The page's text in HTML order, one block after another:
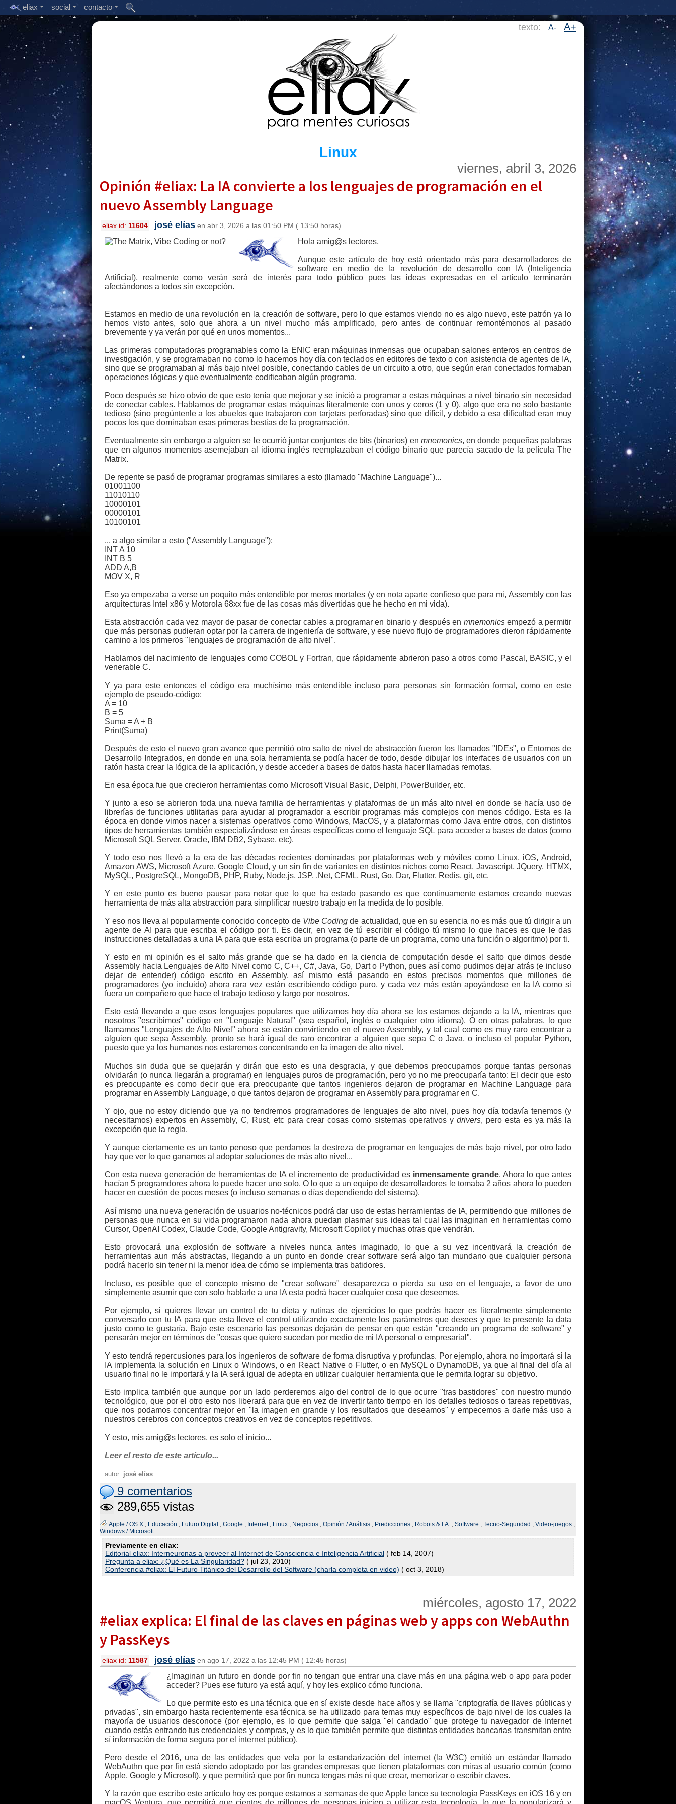
eliax social contacto
texto: A- A+
Linux
viernes, abril 3, 2026
Opinión #eliax: La IA convierte a los lenguajes de programación en el
nuevo Assembly Language
eliax id: 11604 josé elías en abr 3, 2026 a las 01:50 PM ( 13:50 horas)
Hola amig@s lectores,
Aunque este artículo de hoy está orientado más para desarrolladores de
software en medio de la revolución de desarrollo con IA (Inteligencia
Artificial), realmente como verán será de interés para todo público pues las ideas expresadas en el artículo terminarán
afectándonos a todos sin excepción.
Estamos en medio de una revolución en la creación de software, pero lo que estamos viendo no es algo nuevo, este patrón ya lo
hemos visto antes, solo que ahora a un nivel mucho más amplificado, pero antes de continuar remontémonos al pasado
brevemente y ya verán por qué en unos momentos...
Las primeras computadoras programables como la ENIC eran máquinas inmensas que ocupaban salones enteros en centros de
investigación, y se programaban no como lo hacemos hoy día con teclados en editores de texto o con asistencia de agentes de IA,
sino que se programaban al más bajo nivel posible, conectando cables de un circuito a otro, que según eran conectados formaban
operaciones lógicas y que eventualmente codificaban algún programa.
Poco después se hizo obvio de que esto tenía que mejorar y se inició a programar a estas máquinas a nivel binario sin necesidad
de conectar cables. Hablamos de programar estas máquinas literalmente con unos y ceros (1 y 0), algo que era no solo bastante
tedioso (sino pregúntenle a los abuelos que trabajaron con tarjetas perforadas) sino que difícil, y debido a esa dificultad eran muy
pocos los que dominaban esas primeras bestias de la programación.
Eventualmente sin embargo a alguien se le ocurrió juntar conjuntos de bits (binarios) en mnemonics, en donde pequeñas palabras
que en algunos momentos asemejaban al idioma inglés reemplazaban el código binario que parecía sacado de la película The
Matrix.
De repente se pasó de programar programas similares a esto (llamado "Machine Language")...
01001100
11010110
10000101
00000101
10100101
... a algo similar a esto ("Assembly Language"):
INT A 10
INT B 5
ADD A,B
MOV X, R
Eso ya empezaba a verse un poquito más entendible por meros mortales (y en nota aparte confieso que para mi, Assembly con las
arquitecturas Intel x86 y Motorola 68xx fue de las cosas más divertidas que he hecho en mi vida).
Esta abstracción cada vez mayor de pasar de conectar cables a programar en binario y después en mnemonicsempezó a permitir
que más personas pudieran optar por la carrera de ingeniería de software, y ese nuevo flujo de programadores dieron rápidamente
camino a los primeros "lenguajes de programación de alto nivel".
Hablamos del nacimiento de lenguajes como COBOL y Fortran, que rápidamente abrieron paso a otros como Pascal, BASIC, y el
venerable C.
Y ya para este entonces el código era muchísimo más entendible incluso para personas sin formación formal, como en este
ejemplo de pseudo-código:
A = 10
B = 5
Suma = A + B
Print(Suma)
Después de esto el nuevo gran avance que permitió otro salto de nivel de abstracción fueron los llamados "IDEs", o Entornos de
Desarrollo Integrados, en donde en una sola herramienta se podía hacer de todo, desde dibujar los interfaces de usuarios con un
ratón hasta crear la lógica de la aplicación, y desde acceder a bases de datos hasta hacer llamadas remotas.
En esa época fue que crecieron herramientas como Microsoft Visual Basic, Delphi, PowerBuilder, etc.
Y junto a eso se abrieron toda una nueva familia de herramientas y plataformas de un más alto nivel en donde se hacía uso de
librerías de funciones utilitarias para ayudar al programador a escribir programas más complejos con menos código. Esta es la
época en donde vimos nacer a sistemas operativos como Windows, MacOS, y a plataformas como Java entre otros, con distintos
tipos de herramientas también especializándose en áreas específicas como el lenguaje SQL para acceder a bases de datos (como
Microsoft SQL Server, Oracle, IBM DB2, Sybase, etc).
Y todo eso nos llevó a la era de las décadas recientes dominadas por plataformas web y móviles como Linux, iOS, Android,
Amazon AWS, Microsoft Azure, Google Cloud, y un sin fin de variantes en distintos nichos como React, Javascript, JQuery, HTMX,
MySQL, PostgreSQL, MongoDB, PHP, Ruby, Node.js, JSP, .Net, CFML, Rust, Go, Dar, Flutter, Redis, git, etc.
Y en este punto es bueno pausar para notar que lo que ha estado pasando es que continuamente estamos creando nuevas
herramienta de más alta abstracción para simplificar nuestro trabajo en la medida de lo posible.
Y eso nos lleva al popularmente conocido concepto de Vibe Coding de actualidad, que en su esencia no es más que tú dirigir a un
agente de AI para que escriba el código por ti. Es decir, en vez de tú escribir el código tú mismo lo que haces es que le das
instrucciones detalladas a una IA para que esta escriba un programa (o parte de un programa, como una función o algoritmo) por ti.
Y esto en mi opinión es el salto más grande que se ha dado en la ciencia de computación desde el salto que dimos desde
Assembly hacia Lenguajes de Alto Nivel como C, C++, C#, Java, Go, Dart o Python, pues así como pudimos dejar atrás (e incluso
dejar de entender) código escrito en Assembly, así mismo está pasando en estos precisos momentos que millones de
programadores (yo incluido) ahora rara vez están escribiendo código puro, y cada vez más están apoyándose en la IA como si
fuera un compañero que hace el trabajo tedioso y largo por nosotros.
Esto está llevando a que esos lenguajes populares que utilizamos hoy día ahora se los estamos dejando a la IA, mientras que
nosotros "escribimos" código en "Lenguaje Natural" (sea español, inglés o cualquier otro idioma). O en otras palabras, lo que
llamamos "Lenguajes de Alto Nivel" ahora se están convirtiendo en el nuevo Assembly, y tal cual como es muy raro encontrar a
alguien que sepa Assembly, pronto se hará igual de raro encontrar a alguien que sepa C o Java, o incluso el popular Python,
puesto que ya los humanos nos estaremos concentrando en la imagen de alto nivel.
Muchos sin duda que se quejarán y dirán que esto es una desgracia, y que debemos preocuparnos porque tantas personas
olvidarán (o nunca llegarán a programar) en lenguajes puros de programación, pero yo no me preocuparía tanto: El decir que esto
es preocupante es como decir que era preocupante que tantos ingenieros dejaron de programar en Machine Language para
programar en Assembly Language, o que tantos dejaron de programar en Assembly para programar en C.
Y ojo, que no estoy diciendo que ya no tendremos programadores de lenguajes de alto nivel, pues hoy día todavía tenemos (y
necesitamos) expertos en Assembly, C, Rust, etc para crear cosas como sistemas operativos ydrivers, pero esta es ya más la
excepción que la regla.
Y aunque ciertamente es un tanto penoso que perdamos la destreza de programar en lenguajes de más bajo nivel, por otro lado
hay que ver lo que ganamos al adoptar soluciones de más alto nivel...
Con esta nueva generación de herramientas de IA el incremento de productividad es inmensamente grande. Ahora lo que antes
hacían 5 programdores ahora lo puede hacer uno solo. O lo que a un equipo de desarrolladores le tomaba 2 años ahora lo pueden
hacer en cuestión de pocos meses (o incluso semanas o días dependiendo del sistema).
Así mismo una nueva generación de usuarios no-técnicos podrá dar uso de estas herramientas de IA, permitiendo que millones de
personas que nunca en su vida programaron nada ahora puedan plasmar sus ideas tal cual las imaginan en herramientas como
Cursor, OpenAI Codex, Claude Code, Google Antigravity, Microsoft Copilot y muchas otras que vendrán.
Esto provocará una explosión de software a niveles nunca antes imaginado, lo que a su vez incentivará la creación de
herramientas aun más abstractas, llegando a un punto en donde crear software será algo tan mundano que cualquier persona
podrá hacerlo sin tener ni la menor idea de cómo se implementa tras batidores.
Incluso, es posible que el concepto mismo de "crear software" desaparezca o pierda su uso en el lenguaje, a favor de uno
simplemente asumir que con solo hablarle a una IA esta podrá hacer cualquier cosa que deseemos.
Por ejemplo, si quieres llevar un control de tu dieta y rutinas de ejercicios lo que podrás hacer es literalmente simplemente
conversarlo con tu IA para que esta lleve el control utilizando exactamente los parámetros que desees y que te presente la data
justo como te gustaría. Bajo este escenario las personas dejarán de pensar en que están "creando un programa de software" y
pensarán mejor en términos de "cosas que quiero sucedan por medio de mi IA personal o empresarial".
Y esto tendrá repercusiones para los ingenieros de software de forma disruptiva y profundas. Por ejemplo, ahora no importará si la
IA implementa la solución en Linux o Windows, o en React Native o Flutter, o en MySQL o DynamoDB, ya que al final del día al
usuario final no le importará y la IA será igual de adepta en utilizar cualquier herramienta que le permita lograr su objetivo.
Esto implica también que aunque por un lado perderemos algo del control de lo que ocurre "tras bastidores" con nuestro mundo
tecnológico, que por el otro esto nos liberará para que en vez de invertir tanto tiempo en los detalles tediosos o tareas repetitivas,
que nos podamos concentrar mejor en "la imagen en grande y los resultados que deseamos" y empecemos a darle más uso a
nuestros cerebros con conceptos creativos en vez de conceptos repetitivos.
Y esto, mis amig@s lectores, es solo el inicio...
Leer el resto de este artículo...
autor: josé elías
9 comentarios
289,655 vistas
Apple / OS X , Educación , Futuro Digital , Google , Internet, Linux , Negocios , Opinión / Análisis , Predicciones , Robots & I.A. , Software , Tecno-Seguridad , Video-juegos ,
Windows / Microsoft
Previamente en eliax:
Editorial eliax: Interneuronas a proveer al Internet de Consciencia e Inteligencia Artificial ( feb 14, 2007)
Pregunta a eliax: ¿Qué es La Singularidad? ( jul 23, 2010)
Conferencia #eliax: El Futuro Titánico del Desarrollo del Software (charla completa en video) ( oct 3, 2018)
miércoles, agosto 17, 2022
#eliax explica: El final de las claves en páginas web y apps con WebAuthn
y PassKeys
eliax id: 11587 josé elías en ago 17, 2022 a las 12:45 PM ( 12:45 horas)
¿Imaginan un futuro en donde por fin no tengan que entrar una clave más en una página web o app para poder
acceder? Pues ese futuro ya está aquí, y hoy les explico cómo funciona.
Lo que permite esto es una técnica que en sí existe desde hace años y se llama "criptografía de llaves públicas y
privadas", sin embargo hasta recientemente esa técnica se ha utilizado para temas muy específicos de bajo nivel de los cuales la
mayoría de usuarios desconoce (por ejemplo, es lo que permite que salga "el candado" que protege tu navegador de Internet
cuando estás entrando tus credenciales y compras, y es lo que también permite que distintas entidades bancarias transmitan entre
sí información de forma segura por el internet público).
Pero desde el 2016, una de las entidades que vela por la estandarización del internet (la W3C) emitió un estándar llamado
WebAuthn que por fin está siendo adoptado por las grandes empresas que tienen plataformas con miras al usuario común (como
Apple, Google y Microsoft), y que permitirá que por fin nunca tengas más ni que crear, memorizar o escribir claves.
Y la razón que escribo este artículo hoy es porque estamos a semanas de que Apple lance su tecnología PassKeys en iOS 16 y en